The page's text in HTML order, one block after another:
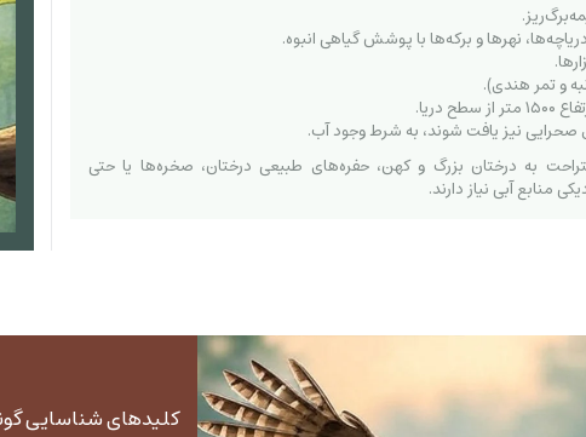
نهرها و برکه‌ها با پوشش گیاهی انبوه.
و تمر هندی).
دریا.
نیز یافت شوند، به شرط وجود آب.
به درختان بزرگ و کهن، حفره‌های طبیعی درختان، صخره‌ها یا حتی
منابع آبی نیاز دارند.
کلیدهای شناسایی